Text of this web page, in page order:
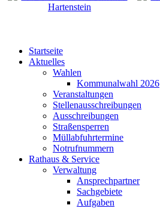
Startseite
Aktuelles
Wahlen
Kommunalwahl 2026
Veranstaltungen
Stellenausschreibungen
Ausschreibungen
Straßensperren
Müllabfuhrtermine
Notrufnummern
Rathaus & Service
Verwaltung
Ansprechpartner
Sachgebiete
Aufgaben